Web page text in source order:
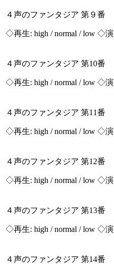
４声のファンタジア 第９
◇再生: high / normal / low ◇演
４声のファンタジア 第10
◇再生: high / normal / low ◇演
４声のファンタジア 第11
◇再生: high / normal / low ◇演
４声のファンタジア 第12
◇再生: high / normal / low ◇演
４声のファンタジア 第13
◇再生: high / normal / low ◇演
４声のファンタジア 第14